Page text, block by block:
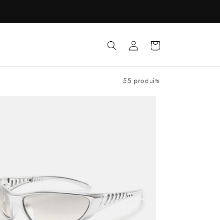
Connexion Panier
55 produits